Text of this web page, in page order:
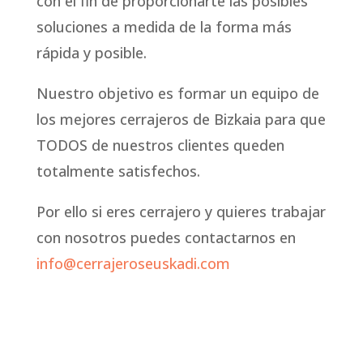
soluciones a medida de la forma más
rápida y posible.
Nuestro objetivo es formar un equipo de
los mejores cerrajeros de Bizkaia para que
TODOS de nuestros clientes queden
totalmente satisfechos.
Por ello si eres cerrajero y quieres trabajar
con nosotros puedes contactarnos en
info@cerrajeroseuskadi.com